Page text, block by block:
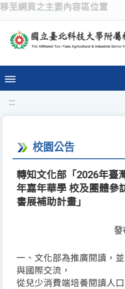
移至網頁之主要內容區位置
:::
校園公告
轉知文化部「2026年臺
年嘉年華學 校及團體參
書展補助計畫」
發
一、文化部為推廣閱讀，
與國際交流，
從兒少消費端培養閱讀人